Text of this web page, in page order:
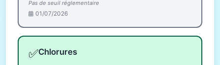
Pas de seuil réglementaire
01/07/2026
✅Chlorures